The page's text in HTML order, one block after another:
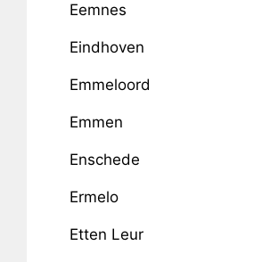
Eemnes
Eindhoven
Emmeloord
Emmen
Enschede
Ermelo
Etten Leur